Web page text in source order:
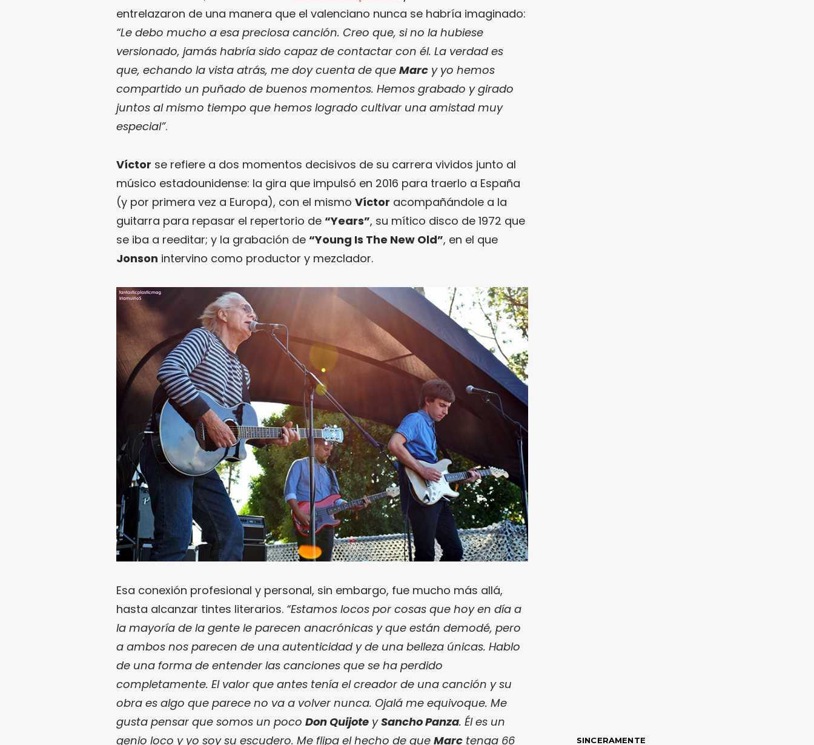
entrelazaron de una manera que el valenciano nunca se habría imaginado:
“Le debo mucho a esa preciosa canción. Creo que, si no la hubiese
versionado, jamás habría sido capaz de contactar con él. La verdad es
que, echando la vista atrás, me doy cuenta de que Marc y yo hemos
compartido un puñado de buenos momentos. Hemos grabado y girado
juntos al mismo tiempo que hemos logrado cultivar una amistad muy
especial”.
Víctor se refiere a dos momentos decisivos de su carrera vividos junto al
músico estadounidense: la gira que impulsó en 2016 para traerlo a España
(y por primera vez a Europa), con el mismo Víctor acompañándole a la
guitarra para repasar el repertorio de “Years”, su mítico disco de 1972 que
se iba a reeditar; y la grabación de “Young Is The New Old”, en el que
Jonson intervino como productor y mezclador.
Esa conexión profesional y personal, sin embargo, fue mucho más allá,
hasta alcanzar tintes literarios. “Estamos locos por cosas que hoy en día a
la mayoría de la gente le parecen anacrónicas y que están demodé, pero
a ambos nos parecen de una autenticidad y de una belleza únicas. Hablo
de una forma de entender las canciones que se ha perdido
completamente. El valor que antes tenía el creador de una canción y su
obra es algo que parece no va a volver nunca. Ojalá me equivoque. Me
gusta pensar que somos un poco Don Quijote ySancho Panza. Él es un
genio loco y yo soy su escudero. Me flipa el hecho de que Marc tenga 66 SINCERAMENTE